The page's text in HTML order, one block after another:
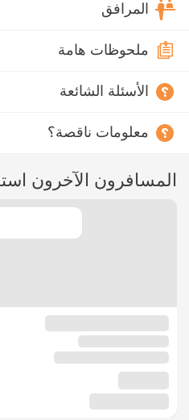
المرافق
ملحوظات هامة
الأسئلة الشائعة
معلومات ناقصة؟
المسافرون الآخرون